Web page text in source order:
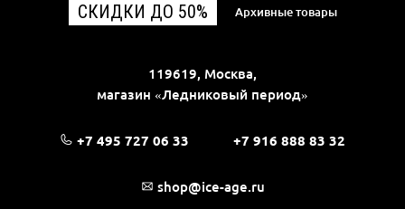
СКИДКИ ДО 50% Архивные товары
119619, Москва,
магазин «Ледниковый период»
+7 495 727 06 33 +7 916 888 83 32
shop@ice-age.ru